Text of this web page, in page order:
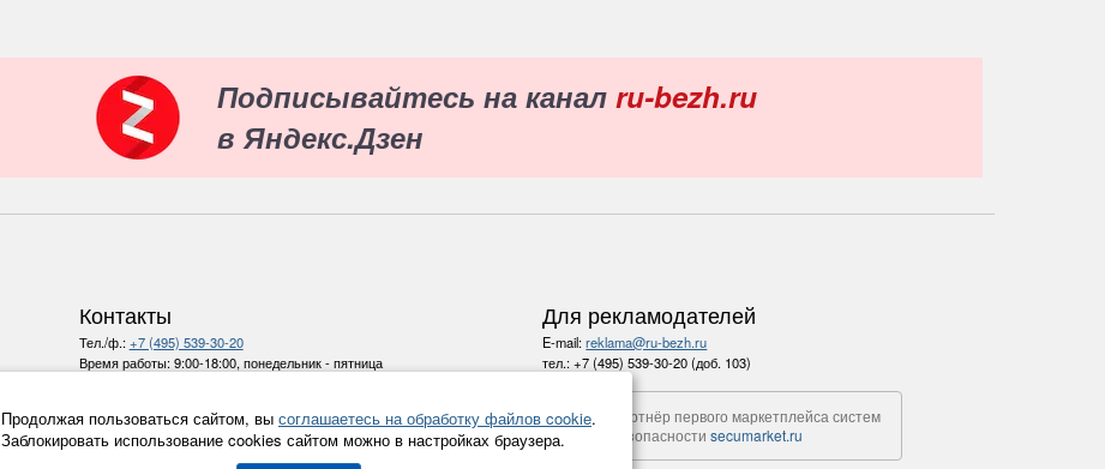
Подписывайтесь на канал ru-bezh.ru
в Яндекс.Дзен
Контакты
Тел./ф.:+7 (495) 539-30-20
Время работы:9:00-18:00, понедельник - пятница
Политика конфиденциальности
Все права на материалы и новости, опубликованные на сайте
Для рекламодателей
E-mail:reklama@ru-bezh.ru
тел.:+7 (495) 539-30-20 (доб. 103)
Партнёр первого маркетплейса систем
безопасностиsecumarket.ru
Продолжая пользоваться сайтом, вы соглашаетесь на обработку файлов cookie.
Заблокировать использование cookies сайтом можно в настройках браузера.